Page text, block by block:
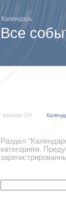
Каталог ОУ
Все
Календарь
Раздел
категориям.